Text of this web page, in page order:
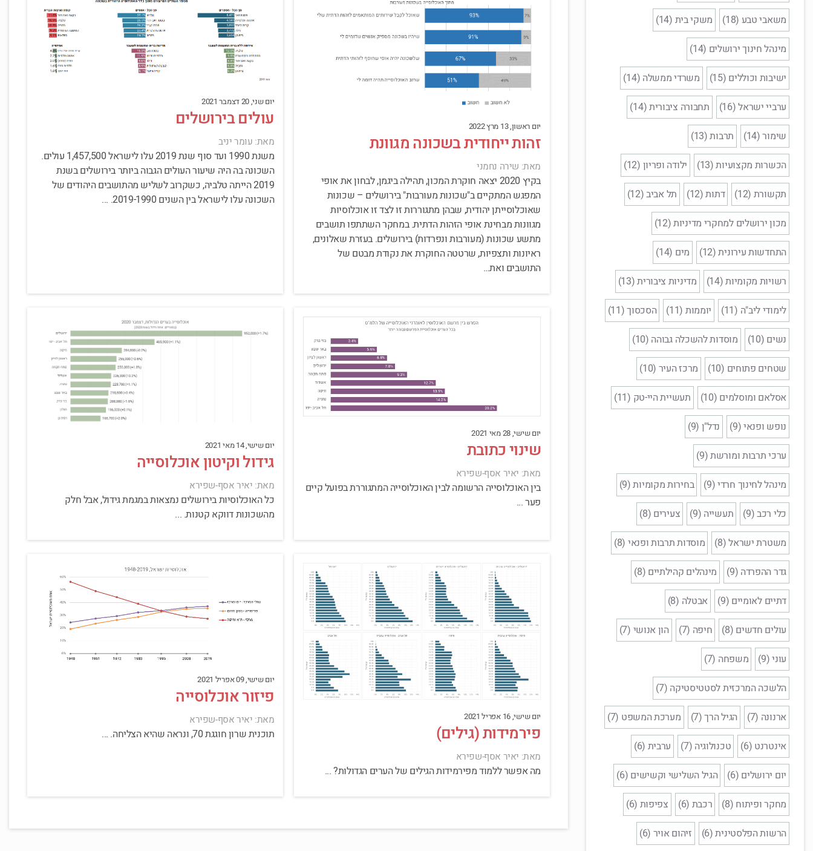
משאבי טבע (18)
משקי בית (14)
מינהל חינוך ירושלים (14)
ישיבות וכוללים (15)
משרדי ממשלה (14)
ערביי ישראל (16)
תחבורה ציבורית (14)
שימור (14)
תרבות (13)
הכשרות מקצועיות (13)
ילודה ופריון (12)
תקשורת (12)
דתות (12)
תל אביב (12)
מכון ירושלים למחקרי מדיניות (12)
התחדשות עירונית (12)
מים (14)
רשויות מקומיות (14)
מדיניות ציבורית (13)
לימודי ליב"ה (11)
יוממות (11)
הסכסוך (11)
נשים (10)
מוסדות להשכלה גבוהה (10)
שטחים פתוחים (10)
מרכז העיר (10)
אסלאם ומוסלמים (10)
תעשיית היי-טק (11)
נופש ופנאי (9)
נדל"ן (9)
ערכי תרבות ומורשת (9)
מינהל לחינוך חרדי (9)
בחירות מקומיות (9)
כלי רכב (9)
תעשייה (9)
צעירים (8)
משטרת ישראל (8)
מוסדות תרבות ופנאי (8)
גדר ההפרדה (9)
מינהלים קהילתיים (8)
דתיים לאומיים (9)
אבטלה (8)
עולים חדשים (8)
חיפה (7)
הון אנושי (7)
עוני (9)
משפחה (7)
הלשכה המרכזית לסטטיסטיקה (7)
ארנונה (7)
הגיל הרך (7)
מערכת המשפט (7)
אינטרנט (6)
טכנולוגיה (7)
ערבית (6)
יום ירושלים (6)
הגיל השלישי וקשישים (6)
מחקר ופיתוח (8)
רכבת (6)
צפיפות (6)
הרשות הפלסטינית (6)
זיהום אויר (6)
יום ראשון, 13 מרץ 2022
זהות ייחודית בשכונה מגוונת
מאת: שירה נחמני
בקיץ 2020 יצאה חוקרת המכון, תהילה ביגמן, לבחון את אופי
המפגש המתקיים ב"שכונות מעורבות" בירושלים – שכונות
שאוכלוסייתן יהודית, שבהן מתגוררות זו לצד זו אוכלוסיות
מגוונות מבחינת אופי הזהות הדתית. במחקר השתתפו תושבים
מתשע שכונות (מעורבות ונפרדות) בירושלים. בעזרת שאלונים,
ראיונות ותצפיות, שרטטה החוקרת את נקודת מבטם של
התושבים ואת…
יום שני, 20 דצמבר 2021
עולים בירושלים
מאת: עומר יניב
משנת 1990 ועד סוף שנת 2019 עלו לישראל 1,457,500 עולים.
השכונה בה היה שיעור העולים הגבוה ביותר בירושלים בשנת
2019 הייתה טלביה, כשקרוב לשליש מהתושבים היהודים של
השכונה עלו לישראל בין השנים 2019-1990. ...
יום שישי, 28 מאי 2021
שינוי כתובת
מאת: יאיר אסף-שפירא
בין האוכלוסייה הרשומה לבין האוכלוסייה המתגוררת בפועל קיים
פער ...
יום שישי, 14 מאי 2021
גידול וקיטון אוכלוסייה
מאת: יאיר אסף-שפירא
כל האוכלוסיות בירושלים נמצאות במגמת גידול, אבל חלק
מהשכונות דווקא קטנות. ...
יום שישי, 16 אפריל 2021
פירמידות (גילים)
מאת: יאיר אסף-שפירא
מה אפשר ללמוד מפירמידות הגילים של הערים הגדולות? ...
יום שישי, 09 אפריל 2021
פיזור אוכלוסייה
מאת: יאיר אסף-שפירא
תוכנית שרון חוגגת 70, ונראה שהיא הצליחה. ...